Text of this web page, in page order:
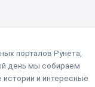
порталов Рунета,
день мы собираем
и интересные